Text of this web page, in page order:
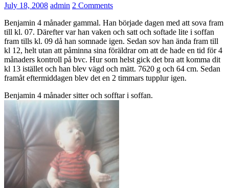
July 18, 2008 admin 2 Comments
Benjamin 4 månader gammal. Han började dagen med att sova fram
till kl. 07. Därefter var han vaken och satt och softade lite i soffan
fram tills kl. 09 då han somnade igen. Sedan sov han ända fram till
kl 12, helt utan att påminna sina föräldrar om att de hade en tid för 4
månaders kontroll på bvc. Hur som helst gick det bra att komma dit
kl 13 istället och han blev vägd och mätt. 7620 g och 64 cm. Sedan
framåt eftermiddagen blev det en 2 timmars tupplur igen.
Benjamin 4 månader sitter och sofftar i soffan.